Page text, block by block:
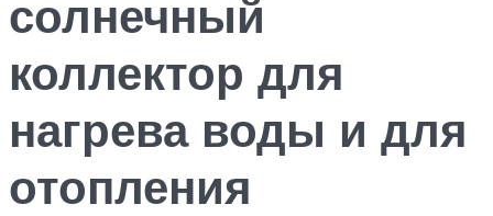
солнечный
коллектор для
нагрева воды и для
отопления